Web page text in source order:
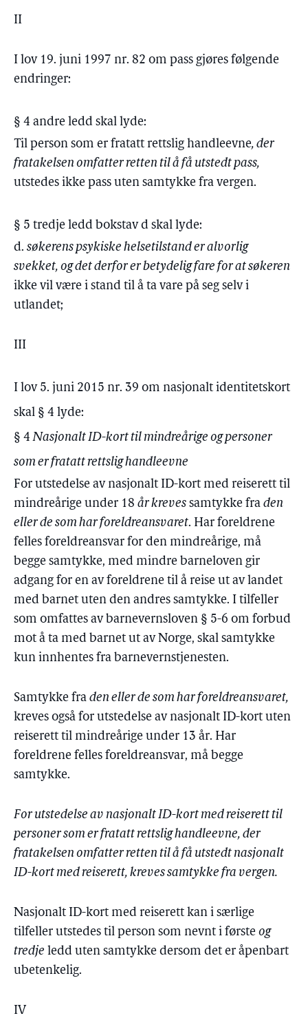
II
I lov 19. juni 1997 nr. 82 om pass gjøres følgende
endringer:
§ 4 andre ledd skal lyde:
Til person som er fratatt rettslig handleevne, der
fratakelsen omfatter retten til å få utstedt pass,
utstedes ikke pass uten samtykke fra vergen.
§ 5 tredje ledd bokstav d skal lyde:
d. søkerens psykiske helsetilstand er alvorlig
svekket, og det derfor er betydelig fare for at søkeren
ikke vil være i stand til å ta vare på seg selv i
utlandet;
III
I lov 5. juni 2015 nr. 39 om nasjonalt identitetskort
skal § 4 lyde:
§ 4Nasjonalt ID-kort til mindreårige og personer
som er fratatt rettslig handleevne
For utstedelse av nasjonalt ID-kort med reiserett til
mindreårige under 18 år kreves samtykke fra den
eller de som har foreldreansvaret. Har foreldrene
felles foreldreansvar for den mindreårige, må
begge samtykke, med mindre barneloven gir
adgang for en av foreldrene til å reise ut av landet
med barnet uten den andres samtykke. I tilfeller
som omfattes av barnevernsloven § 5-6 om forbud
mot å ta med barnet ut av Norge, skal samtykke
kun innhentes fra barnevernstjenesten.
Samtykke fra den eller de som har foreldreansvaret,
kreves også for utstedelse av nasjonalt ID-kort uten
reiserett til mindreårige under 13 år. Har
foreldrene felles foreldreansvar, må begge
samtykke.
For utstedelse av nasjonalt ID-kort med reiserett til
personer som er fratatt rettslig handleevne, der
fratakelsen omfatter retten til å få utstedt nasjonalt
ID-kort med reiserett, kreves samtykke fra vergen.
Nasjonalt ID-kort med reiserett kan i særlige
tilfeller utstedes til person som nevnt i første og
tredje ledd uten samtykke dersom det er åpenbart
ubetenkelig.
IV